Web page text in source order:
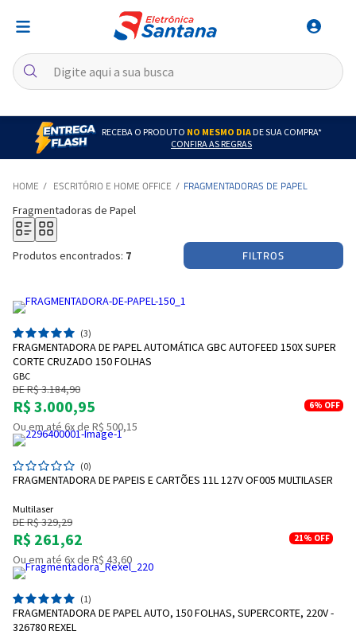
RECEBA O PRODUTO NO MESMO DIADE SUA COMPRA*
CONFIRA AS REGRAS
ESCRITÓRIO E HOME OFFICE FRAGMENTADORAS DE PAPEL
Fragmentadoras de Papel
Produtos encontrados: 7 FILTROS
(3)
FRAGMENTADORA DE PAPEL AUTOMÁTICA GBC AUTOFEED 150X SUPER
CORTE CRUZADO 150 FOLHAS
GBC
DE R$ 3.184,90
R$ 3.000,95 6% OFF
Ou em até 6x de R$ 500,15
(0)
FRAGMENTADORA DE PAPEIS E CARTÕES 11L 127V OF005 MULTILASER
Multilaser
DE R$ 329,29
R$ 261,62 21% OFF
Ou em até 6x de R$ 43,60
(1)
FRAGMENTADORA DE PAPEL AUTO, 150 FOLHAS, SUPERCORTE, 220V -
326780 REXEL